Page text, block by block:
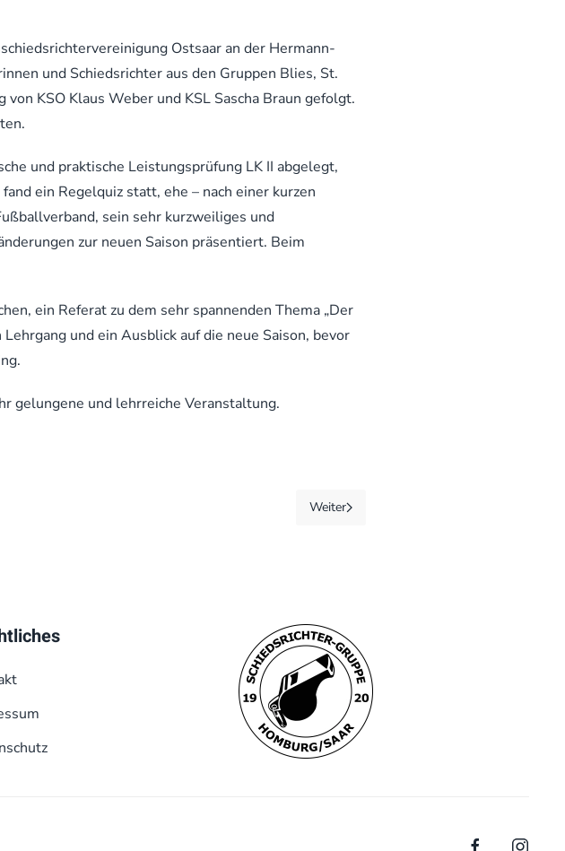
Ostsaar an der Hermann-
und Schiedsrichter aus den Gruppen Blies, St.
KSO Klaus Weber und KSL Sascha Braun gefolgt.
und praktische Leistungsprüfung LK II abgelegt,
ein Regelquiz statt, ehe – nach einer kurzen
sein sehr kurzweiliges und
zur neuen Saison präsentiert. Beim
ein Referat zu dem sehr spannenden Thema „Der
und ein Ausblick auf die neue Saison, bevor
gelungene und lehrreiche Veranstaltung.
Weiter